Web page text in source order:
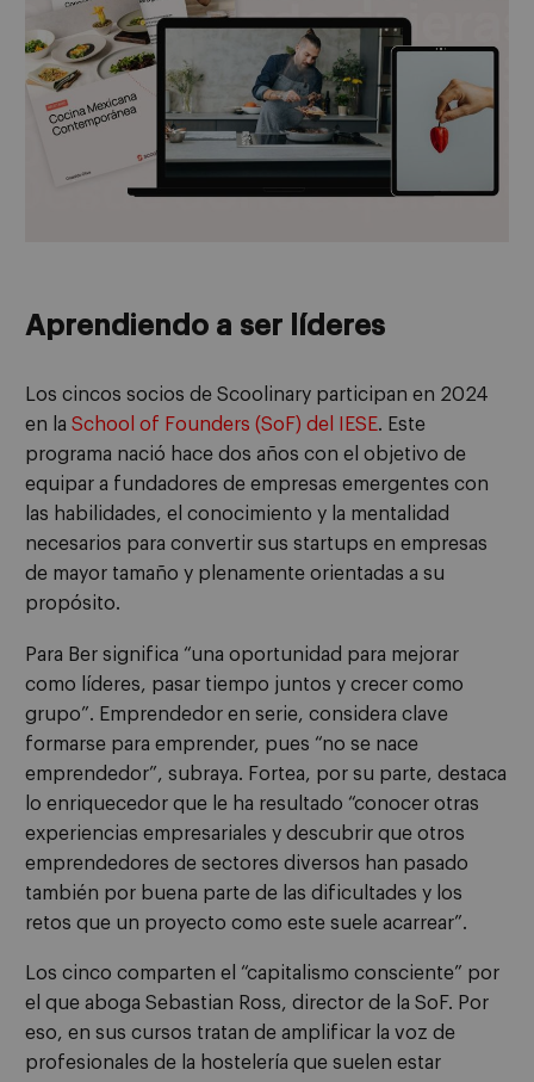
Aprendiendo a ser líderes
Los cincos socios de Scoolinary participan en 2024
en la School of Founders (SoF) del IESE. Este
programa nació hace dos años con el objetivo de
equipar a fundadores de empresas emergentes con
las habilidades, el conocimiento y la mentalidad
necesarios para convertir sus startups en empresas
de mayor tamaño y plenamente orientadas a su
propósito.
Para Ber significa “una oportunidad para mejorar
como líderes, pasar tiempo juntos y crecer como
grupo”. Emprendedor en serie, considera clave
formarse para emprender, pues “no se nace
emprendedor”, subraya. Fortea, por su parte, destaca
lo enriquecedor que le ha resultado “conocer otras
experiencias empresariales y descubrir que otros
emprendedores de sectores diversos han pasado
también por buena parte de las dificultades y los
retos que un proyecto como este suele acarrear”.
Los cinco comparten el “capitalismo consciente” por
el que aboga Sebastian Ross, director de la SoF. Por
eso, en sus cursos tratan de amplificar la voz de
profesionales de la hostelería que suelen estar